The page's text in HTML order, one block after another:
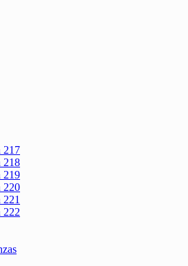
217
218
219
220
222